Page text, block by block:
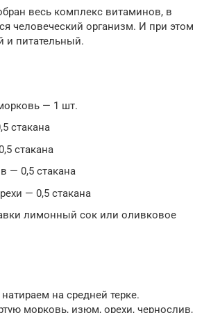
весь комплекс витаминов, в
человеческий организм. И при этом
и питательный.
— 1 шт.
стакана
стакана
— 0,5 стакана
— 0,5 стакана
лимонный сок или оливковое
на средней терке.
морковь, изюм, орехи, чернослив,